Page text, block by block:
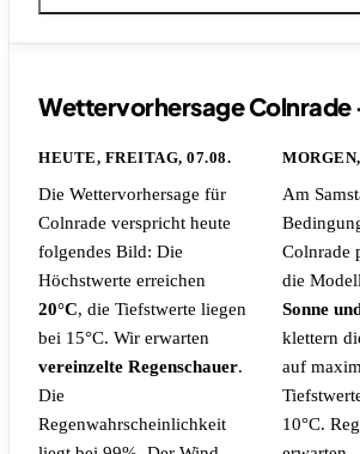
Wettervorhersage
HEUTE, FREITAG, 07.08.
Die Wettervorhersage für
Colnrade verspricht heute
folgendes Bild: Die
Höchstwerte erreichen
20°C, die Tiefstwerte liegen
bei 15°C. Wir erwarten
vereinzelte Regenschauer.
Die
Regenwahrscheinlichkeit
Am
Colnrade
die
Sonne
klettern
auf
10°C.